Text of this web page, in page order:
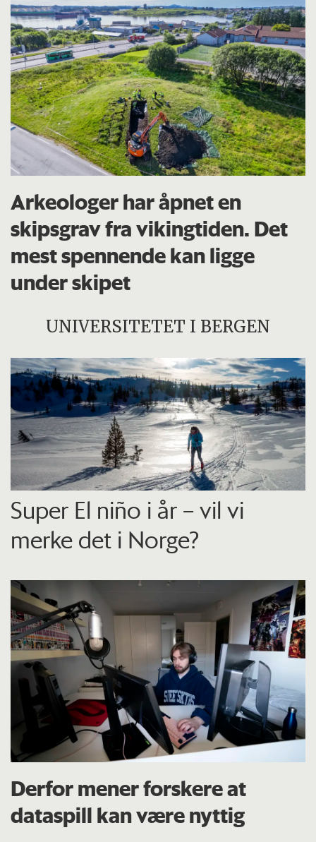
Arkeologer har åpnet en
skipsgrav fra vikingtiden. Det
mest spennende kan ligge
under skipet
UNIVERSITETET I BERGEN
Super El niño i år – vil vi
merke det i Norge?
Derfor mener forskere at
dataspill kan være nyttig